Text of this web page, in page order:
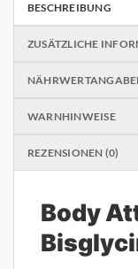
BESCHREIBUNG
ZUSÄTZLICHE
WARNHINWEISE
REZENSIONEN (0)
Body